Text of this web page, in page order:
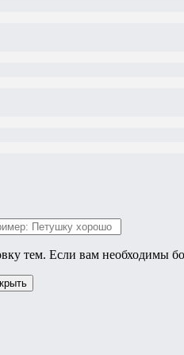
тем. Если вам необходимы